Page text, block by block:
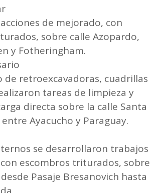
de mejorado, con
sobre calle Azopardo,
y Fotheringham.
de retroexcavadoras, cuadrillas
tareas de limpieza y
directa sobre la calle Santa
Ayacucho y Paraguay.
se desarrollaron trabajos
escombros triturados, sobre
Pasaje Bresanovich hasta